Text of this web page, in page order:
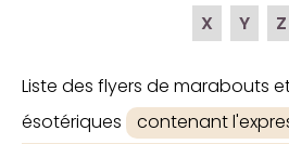
X
Y Z
Liste des flyers de marabouts
ésotériques
contenant